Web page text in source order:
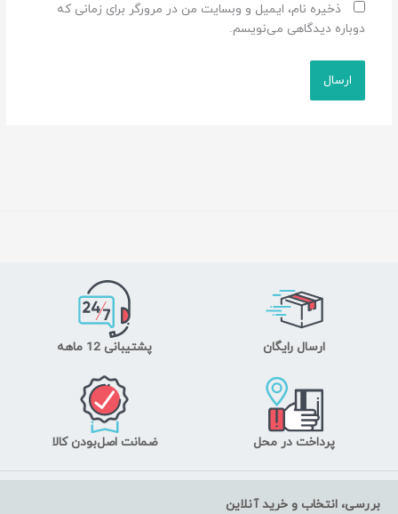
ذخیره نام، ایمیل و وبسایت من در مرورگر برای زمانی که
دوباره دیدگاهی می‌نویسم.
ارسال رایگان پشتیبانی 12 ماهه
پرداخت در محل ضمانت اصل‌بودن کالا
بررسی، انتخاب و خرید آنلاین